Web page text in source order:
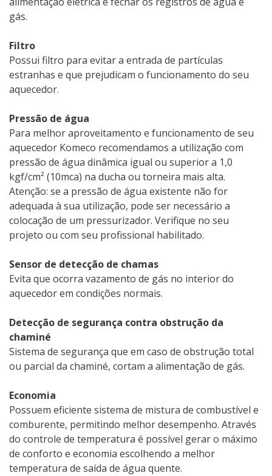
gás.
Filtro
Possui filtro para evitar a entrada de partículas
estranhas e que prejudicam o funcionamento do seu
aquecedor.
Pressão de água
Para melhor aproveitamento e funcionamento de seu
aquecedor Komeco recomendamos a utilização com
pressão de água dinâmica igual ou superior a 1,0
kgf/cm² (10mca) na ducha ou torneira mais alta.
Atenção: se a pressão de água existente não for
adequada à sua utilização, pode ser necessário a
colocação de um pressurizador. Verifique no seu
projeto ou com seu profissional habilitado.
Sensor de detecção de chamas
Evita que ocorra vazamento de gás no interior do
aquecedor em condições normais.
Detecção de segurança contra obstrução da
chaminé
Sistema de segurança que em caso de obstrução total
ou parcial da chaminé, cortam a alimentação de gás.
Economia
Possuem eficiente sistema de mistura de combustível e
comburente, permitindo melhor desempenho. Através
do controle de temperatura é possível gerar o máximo
de conforto e economia escolhendo a melhor
temperatura de saída de água quente.